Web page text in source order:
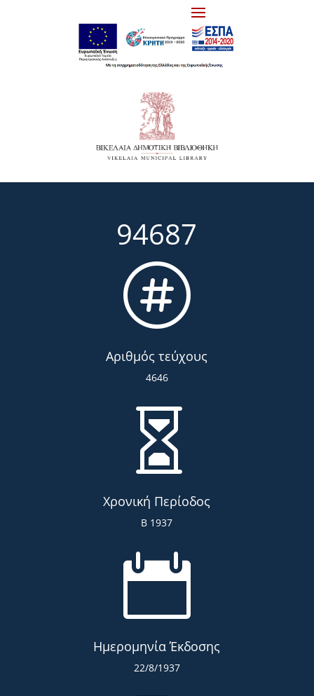
94687

Αριθμός τεύχους
4646

Χρονική Περίοδος
Β 1937

Ημερομηνία Έκδοσης
22/8/1937